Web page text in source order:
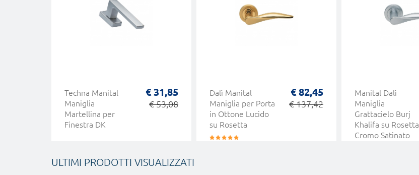
Techna Manital
Maniglia
Martellina per
Finestra DK
€ 31,85
€ 53,08
Dalì Manital
Maniglia per Porta
in Ottone Lucido
su Rosetta
€ 82,45
€ 137,42
Manital Dalì
Maniglia
Grattacielo Burj
Khalifa su Rosetta
Cromo Satinato
ULTIMI PRODOTTI VISUALIZZATI